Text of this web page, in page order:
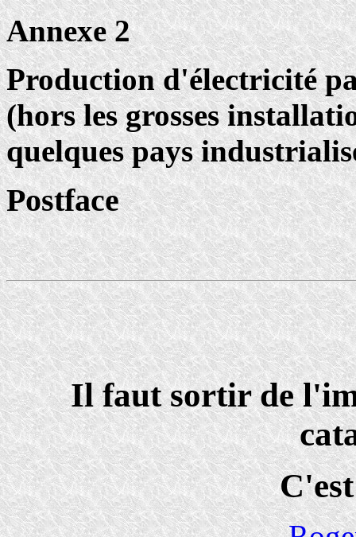
Annexe 2
Production d'électricité
(hors les grosses
quelques pays
Postface
Il faut sortir de